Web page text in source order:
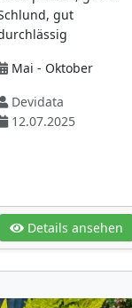
gut
Mai - Oktober
Devidata
12.07.2025
Details ansehen